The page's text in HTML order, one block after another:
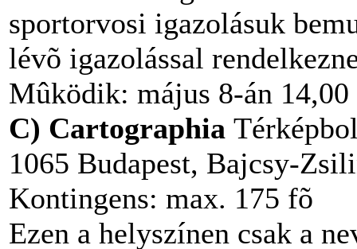
sportorvosi igazolásuk
lévõ igazolással
Mûködik: május 8-án
C) Cartographia
1065 Budapest, Bajcsy-
Kontingens: max. 175 fõ
Ezen a helyszínen csak a